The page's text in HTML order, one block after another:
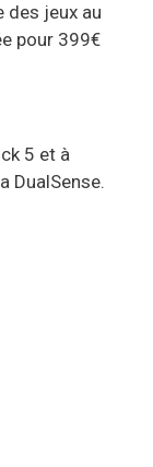
des jeux au
pour 399€
5 et à
DualSense.